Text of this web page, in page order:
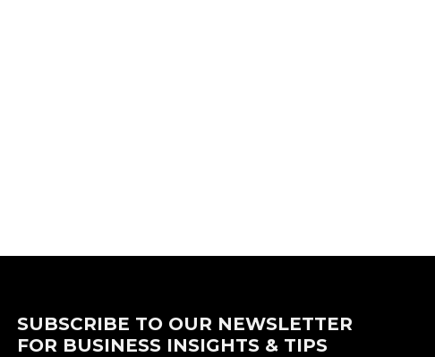
SUBSCRIBE TO OUR NEWSLETTER
FOR BUSINESS INSIGHTS & TIPS